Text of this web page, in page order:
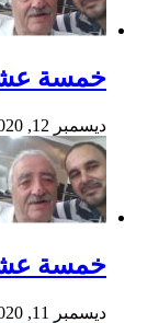
خمسة عشر
ديسمبر 12, 2020
خمسة عشر
ديسمبر 11, 2020